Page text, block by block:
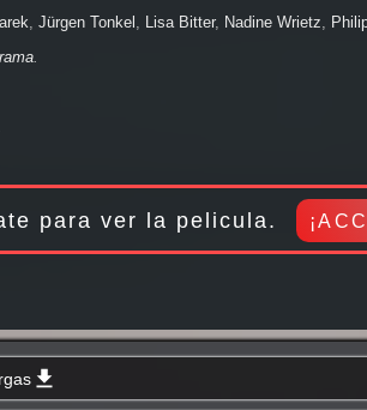
Ciencia Ficción, Drama, Fantástico, Infantil,
online.
,Jürgen Tonkel Lisa Bitter, Nadine Wrietz
para ver la pelicula.